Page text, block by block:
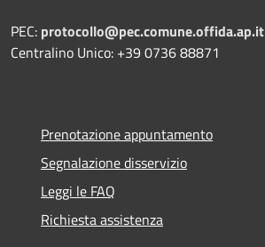
PEC: protocollo@pec.comune.offida.ap.it
Centralino Unico: +39 0736 88871
Prenotazione appuntamento
Segnalazione disservizio
Leggi le FAQ
Richiesta assistenza